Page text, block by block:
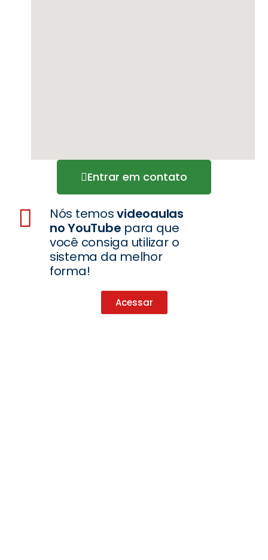
Entrar em contato
Nós temosvideoaulas
no YouTube para que
você consiga utilizar o
sistema da melhor
forma!
Acessar